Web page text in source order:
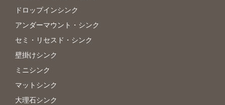
ドロップインシンク
アンダーマウント・シンク
セミ・リセスド・シンク
壁掛けシンク
ミニシンク
マットシンク
大理石シンク